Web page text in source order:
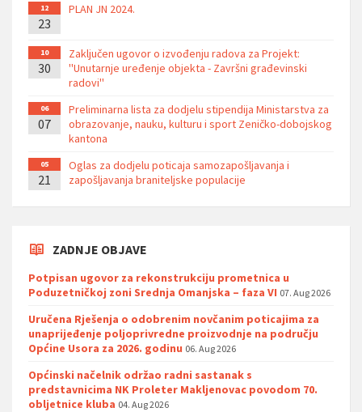
12
23
PLAN JN 2024.
10
30
Zaključen ugovor o izvođenju radova za Projekt:
''Unutarnje uređenje objekta - Završni građevinski
radovi''
06
07
Preliminarna lista za dodjelu stipendija Ministarstva za
obrazovanje, nauku, kulturu i sport Zeničko-dobojskog
kantona
05
21
Oglas za dodjelu poticaja samozapošljavanja i
zapošljavanja braniteljske populacije
ZADNJE OBJAVE
Potpisan ugovor za rekonstrukciju prometnica u
Poduzetničkoj zoni Srednja Omanjska – faza VI 07. Aug 2026
Uručena Rješenja o odobrenim novčanim poticajima za
unaprijeđenje poljoprivredne proizvodnje na području
Općine Usora za 2026. godinu 06. Aug 2026
Općinski načelnik održao radni sastanak s
predstavnicima NK Proleter Makljenovac povodom 70.
obljetnice kluba 04. Aug 2026